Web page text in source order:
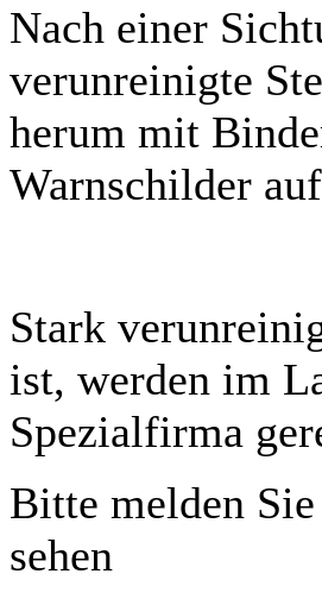
Nach einer
verunreinigte
herum mit
Warnschilder
Stark
ist, werden im
Spezialfirma
Bitte melden
sehen